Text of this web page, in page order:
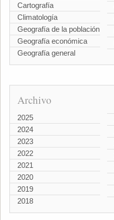
Cartografía
Climatología
Geografía de la población
Geografía económica
Geografía general
Archivo
2025
2024
2023
2022
2021
2020
2019
2018